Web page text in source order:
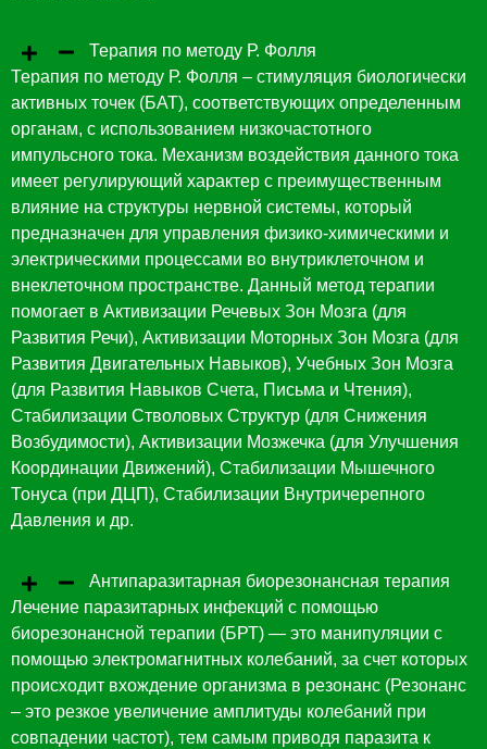
Терапия по методу Р. Фолля
Терапия по методу Р. Фолля – стимуляция биологически
активных точек (БАТ), соответствующих определенным
органам, с использованием низкочастотного
импульсного тока. Механизм воздействия данного тока
имеет регулирующий характер с преимущественным
влияние на структуры нервной системы, который
предназначен для управления физико-химическими и
электрическими процессами во внутриклеточном и
внеклеточном пространстве. Данный метод терапии
помогает в Активизации Речевых Зон Мозга (для
Развития Речи), Активизации Моторных Зон Мозга (для
Развития Двигательных Навыков), Учебных Зон Мозга
(для Развития Навыков Счета, Письма и Чтения),
Стабилизации Стволовых Структур (для Снижения
Возбудимости), Активизации Мозжечка (для Улучшения
Координации Движений), Стабилизации Мышечного
Тонуса (при ДЦП), Стабилизации Внутричерепного
Давления и др.
Антипаразитарная биорезонансная терапия
Лечение паразитарных инфекций с помощью
биорезонансной терапии (БРТ) — это манипуляции с
помощью электромагнитных колебаний, за счет которых
происходит вхождение организма в резонанс (Резонанс
– это резкое увеличение амплитуды колебаний при
совпадении частот), тем самым приводя паразита к